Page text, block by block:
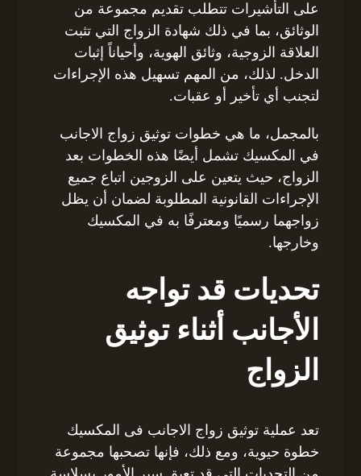
على التأشيرات تتطلب تقديم مجموعة من
الوثائق، بما في ذلك شهادة الزواج التي تثبت
العلاقة الزوجية، وثائق الهوية، وأحياناً إثبات
الدخل. لذلك، من المهم تسهيل هذه الإجراءات
لتجنب أي تأخير أو عقبات.
بالمجمل، ما هي خطوات توثيق زواج الاجانب
في المكسيك تشمل أيضًا هذه الخطوات بعد
الزواج، حيث يتعين على الزوجين اتباع جميع
الإجراءات القانونية المطلوبة لضمان أن يظل
زواجهما رسميًا ومعترفًا به في المكسيك
وخارجها.
تحديات قد تواجه
الأجانب أثناء توثيق
الزواج
تعد عملية توثيق زواج الاجانب فى المكسيك
خطوة حيوية، ومع ذلك، فإنها تصحبها مجموعة